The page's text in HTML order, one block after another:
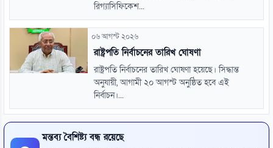
রিগ্যাসিফিকেশ...
০৬ আগস্ট ২০২৬
রাষ্ট্রপতি নির্বাচনের তারিখ ঘোষণা
রাষ্ট্রপতি নির্বাচনের তারিখ ঘোষণা হয়েছে। সিদ্ধান্ত
অনুযায়ী, আগামী ২০ আগস্ট অনুষ্ঠিত হবে এই
নির্বাচন।...
মন্তব্য বৈশিষ্ট্য বন্ধ রয়েছে